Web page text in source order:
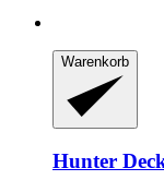
Warenkorb
Hunter